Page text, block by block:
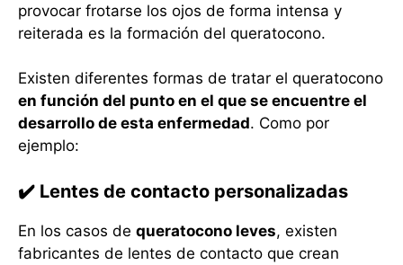
provocar frotarse los ojos de forma intensa y
reiterada es la formación del queratocono.
Existen diferentes formas de tratar el queratocono
en función del punto en el que se encuentre el
desarrollo de esta enfermedad. Como por
ejemplo:
✔️ Lentes de contacto personalizadas
En los casos de queratocono leves, existen
fabricantes de lentes de contacto que crean